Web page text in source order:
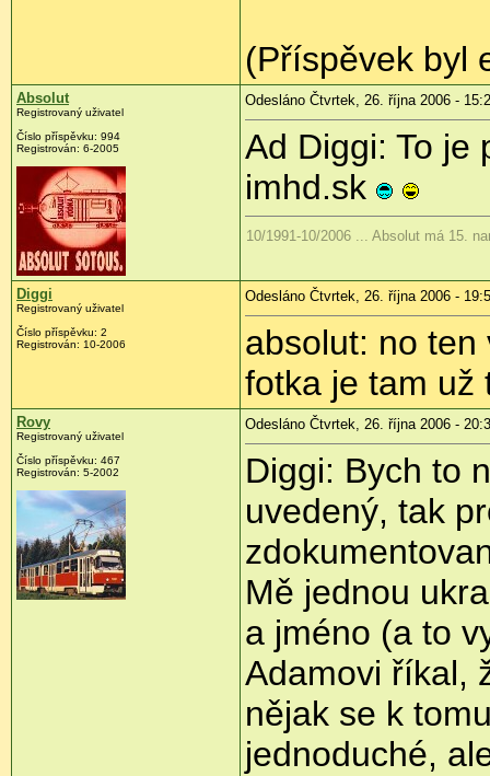
(Příspěvek byl
Absolut
Registrovaný uživatel
Číslo příspěvku: 994
Registrován: 6-2005
Odesláno Čtvrtek, 26. října 2006 -
Ad Diggi: To je
imhd.sk
10/1991-10/2006 ... Absolut má 15.
Diggi
Registrovaný uživatel
Číslo příspěvku: 2
Registrován: 10-2006
Odesláno Čtvrtek, 26. října 2006 -
absolut: no
fotka je tam už
Rovy
Registrovaný uživatel
Číslo příspěvku: 467
Registrován: 5-2002
Odesláno Čtvrtek, 26. října 2006 -
Diggi: Bych to
uvedený, tak
Mě jednou
a jméno (a to
Adamovi říkal,
nějak se k
jednoduché,